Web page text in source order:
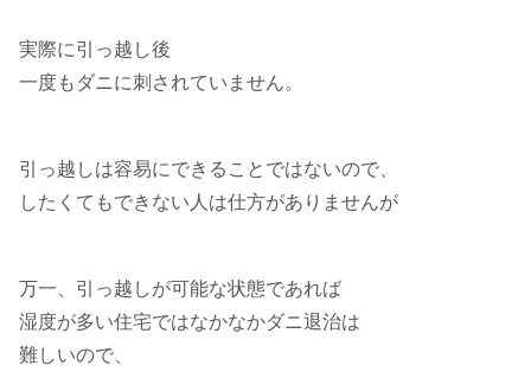
実際に引っ越し後
一度もダニに刺されていません。
引っ越しは容易にできることではないので、
したくてもできない人は仕方がありませんが
万一、引っ越しが可能な状態であれば
湿度が多い住宅ではなかなかダニ退治は
難しいので、